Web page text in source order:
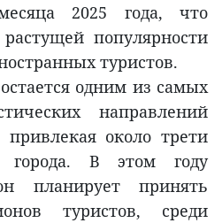
2025 года, что
популярности
туристов.
одним из самых
направлений
около трети
города. В этом году
планирует принять
туристов, среди